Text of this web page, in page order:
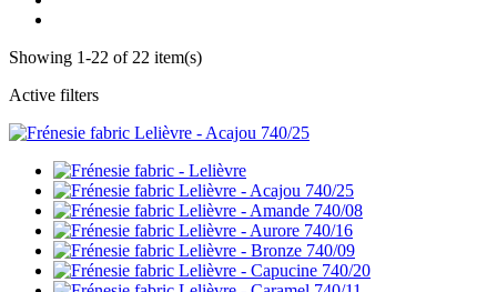
Showing 1-22 of 22 item(s)
Active filters